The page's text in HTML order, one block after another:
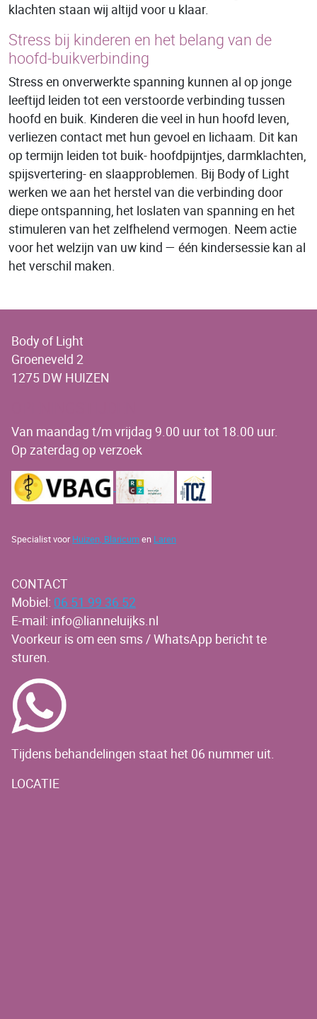
klachten staan wij altijd voor u klaar.
Stress bij kinderen en het belang van de
hoofd-buikverbinding
Stress en onverwerkte spanning kunnen al op jonge
leeftijd leiden tot een verstoorde verbinding tussen
hoofd en buik. Kinderen die veel in hun hoofd leven,
verliezen contact met hun gevoel en lichaam. Dit kan
op termijn leiden tot buik- hoofdpijntjes, darmklachten,
spijsvertering- en slaapproblemen. Bij Body of Light
werken we aan het herstel van die verbinding door
diepe ontspanning, het loslaten van spanning en het
stimuleren van het zelfhelend vermogen. Neem actie
voor het welzijn van uw kind — één kindersessie kan al
het verschil maken.
Body of Light
Groeneveld 2
1275 DW HUIZEN
Van maandag t/m vrijdag 9.00 uur tot 18.00 uur.
Op zaterdag op verzoek
Specialist voor Huizen, Blaricumen Laren
CONTACT
Mobiel: 06 51 99 36 52
E-mail: info@lianneluijks.nl
Voorkeur is om een sms / WhatsApp bericht te
sturen.
Tijdens behandelingen staat het 06 nummer uit.
LOCATIE